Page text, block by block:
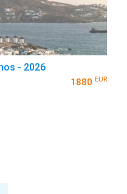
- 2026
1880 EUR